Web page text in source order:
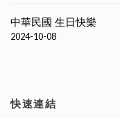
中華民國 生日快樂
2024-10-08
快速連結